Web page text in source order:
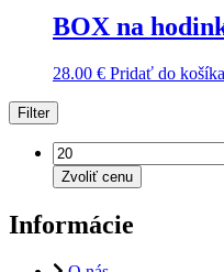
BOX na
28.00 € Pridať do košíka
Filter
Zvoliť cenu
Informácie